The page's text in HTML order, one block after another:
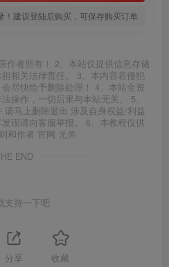
！建议登陆后购买，可保存购买订单
作者所有！ 2、本站仅提供信息存储
相关法律责任。 3、本内容若侵犯
尽快给予删除处理！ 4、本站全资
操作，一切后果与本站无关。 5、
请马上删除退出 涉及自身权益/利益
现请向客服举报。 6、本教程仅供
和作者 官网 无关
END
支持一下吧
分享 收藏